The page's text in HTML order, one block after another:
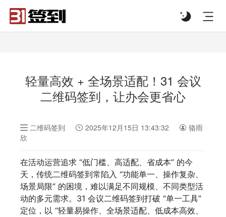
轻量高效 + 全场景适配！31 会议
二维码签到，让办会更省心
二维码签到 2025年12月15日 13:43:32
骆雨
欣
在活动运营追求 “低门槛、高适配、省成本” 的今
天，传统二维码签到常陷入 “功能单一、操作复杂、
场景局限” 的困境，难以满足不同规模、不同类型活
动的多元需求。31 会议二维码签到打破 “单一工具”
定位，以 “轻量易操作、全场景适配、低成本高效、